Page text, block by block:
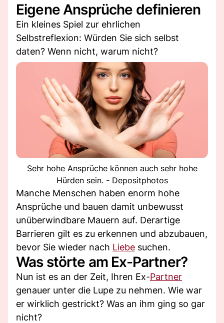
Eigene Ansprüche definieren
Ein kleines Spiel zur ehrlichen
Selbstreflexion: Würden Sie sich selbst
daten? Wenn nicht, warum nicht?
Sehr hohe Ansprüche können auch sehr hohe
Hürden sein. - Depositphotos
Manche Menschen haben enorm hohe
Ansprüche und bauen damit unbewusst
unüberwindbare Mauern auf. Derartige
Barrieren gilt es zu erkennen und abzubauen,
bevor Sie wieder nach Liebe suchen.
Was störte am Ex-Partner?
Nun ist es an der Zeit, Ihren Ex-Partner
genauer unter die Lupe zu nehmen. Wie war
er wirklich gestrickt? Was an ihm ging so gar
nicht?